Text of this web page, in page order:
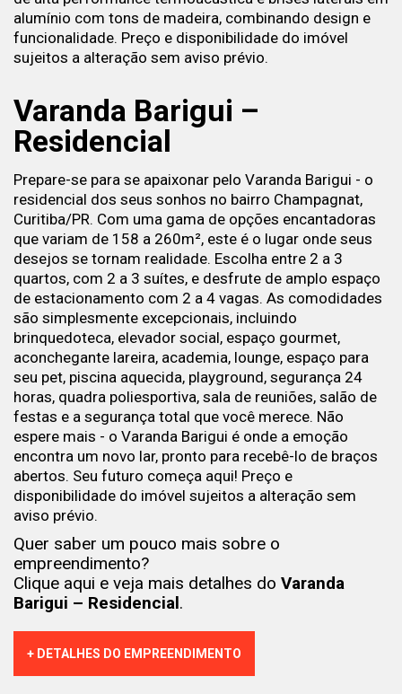
alumínio com tons de madeira, combinando design e
funcionalidade. Preço e disponibilidade do imóvel
sujeitos a alteração sem aviso prévio.
Varanda Barigui –
Residencial
Prepare-se para se apaixonar pelo Varanda Barigui - o
residencial dos seus sonhos no bairro Champagnat,
Curitiba/PR. Com uma gama de opções encantadoras
que variam de 158 a 260m², este é o lugar onde seus
desejos se tornam realidade. Escolha entre 2 a 3
quartos, com 2 a 3 suítes, e desfrute de amplo espaço
de estacionamento com 2 a 4 vagas. As comodidades
são simplesmente excepcionais, incluindo
brinquedoteca, elevador social, espaço gourmet,
aconchegante lareira, academia, lounge, espaço para
seu pet, piscina aquecida, playground, segurança 24
horas, quadra poliesportiva, sala de reuniões, salão de
festas e a segurança total que você merece. Não
espere mais - o Varanda Barigui é onde a emoção
encontra um novo lar, pronto para recebê-lo de braços
abertos. Seu futuro começa aqui! Preço e
disponibilidade do imóvel sujeitos a alteração sem
aviso prévio.
Quer saber um pouco mais sobre o
empreendimento?
Clique aqui e veja mais detalhes do Varanda
Barigui – Residencial.
+ DETALHES DO EMPREENDIMENTO